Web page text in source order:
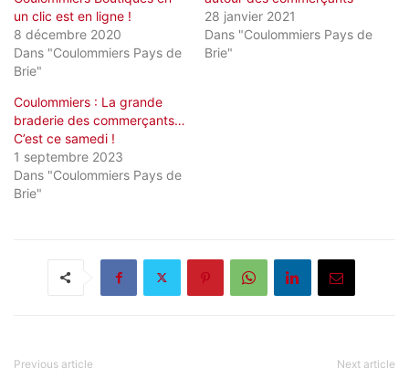
un clic est en ligne !
8 décembre 2020
Dans "Coulommiers Pays de
Brie"
28 janvier 2021
Dans "Coulommiers Pays de
Brie"
Coulommiers : La grande
braderie des commerçants…
C’est ce samedi !
1 septembre 2023
Dans "Coulommiers Pays de
Brie"
Previous article Next article